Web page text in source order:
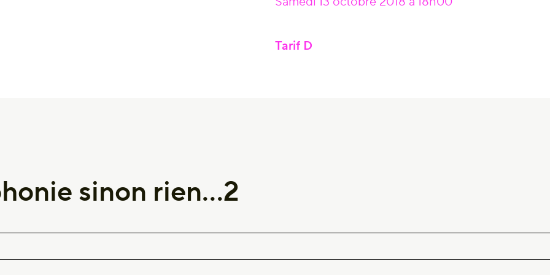
Tarif D
sinon rien…2
FAMILLE